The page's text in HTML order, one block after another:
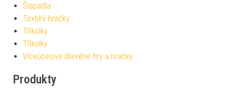
Šlapadla
Textilní hračky
Tříkolky
Tříkolky
Víceúčelové dřevěné hry a hračky
Produkty